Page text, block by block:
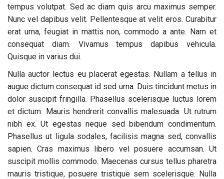
tempus volutpat. Sed ac diam quis arcu maximus semper.
Nunc vel dapibus velit. Pellentesque at velit eros. Curabitur
erat urna, feugiat in mattis non, commodo a ante. Nam et
consequat diam. Vivamus tempus dapibus vehicula.
Quisque in varius dui.
Nulla auctor lectus eu placerat egestas. Nullam a tellus in
augue dictum consequat id sed urna. Duis tincidunt metus in
dolor suscipit fringilla. Phasellus scelerisque luctus lorem
et dictum. Mauris hendrerit convallis malesuada. Ut rutrum
nibh ex. Ut egestas neque sed bibendum condimentum.
Phasellus ut ligula sodales, facilisis magna sed, convallis
sapien. Cras maximus libero vel posuere accumsan. Ut
suscipit mollis commodo. Maecenas cursus tellus pharetra
mauris tristique, posuere tristique sem scelerisque. Nulla